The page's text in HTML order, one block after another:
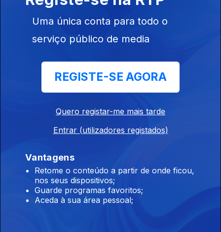
Festival Westway Lab, em Guimarães.
Lançamento de Motor, o segundo disco a solo
Os Emigrantes, pela Companhia de Teatro do
Algarve, no Teatro Lethes, em Faro
07 abr. 2015
Uma única conta para todo o
serviço público de media
REGISTE-SE AGORA
Quero registar-me mais tarde
Entrar (utilizadores registados)
Vantagens
Retome o conteúdo a partir de onde ficou,
nos seus dispositivos;
Guarde programas favoritos;
Aceda à sua área pessoal;